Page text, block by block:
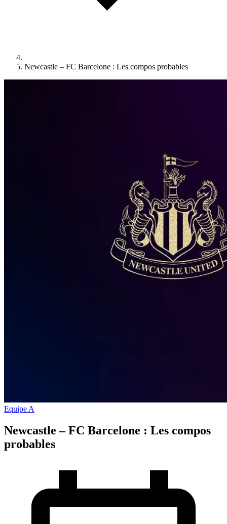
Newcastle – FC Barcelone : Les compos probables
Equipe A
Newcastle – FC Barcelone : Les compos
probables